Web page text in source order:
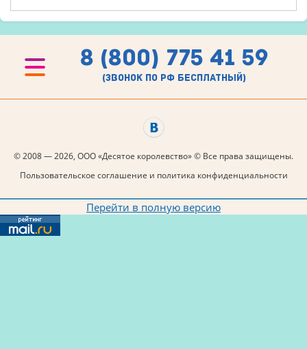
8 (800) 775 41 59
(звонок по рф бесплатный)
© 2008 — 2026, ООО «Десятое королевство» © Все права защищены.
Пользовательское соглашение и политика конфиденциальности
Перейти в полную версию